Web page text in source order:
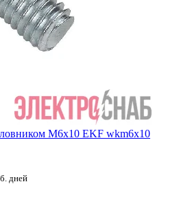
М6х10 EKF wkm6x10
дней